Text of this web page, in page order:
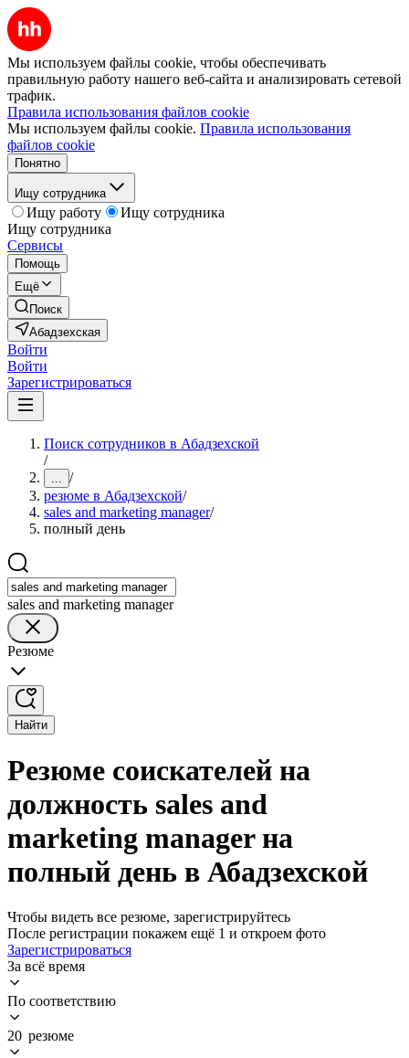
Мы используем файлы cookie, чтобы обеспечивать
правильную работу нашего веб-сайта и анализировать сетевой
трафик.
Правила использования файлов cookie
Мы используем файлы cookie. Правила использования
файлов cookie
Понятно
Ищу сотрудника
Ищу работу
Ищу сотрудника
Ищу сотрудника
Сервисы
Помощь
Ещё
Поиск
Абадзехская
Войти
Войти
Зарегистрироваться
Поиск сотрудников в Абадзехской
/
... /
резюме в Абадзехской/
sales and marketing manager/
полный день
sales and marketing manager
Резюме
Найти
Резюме соискателей на
должность sales and
marketing manager на
полный день в Абадзехской
Чтобы видеть все резюме, зарегистрируйтесь
После регистрации покажем ещё 1 и откроем фото
Зарегистрироваться
За всё время
По соответствию
20 резюме